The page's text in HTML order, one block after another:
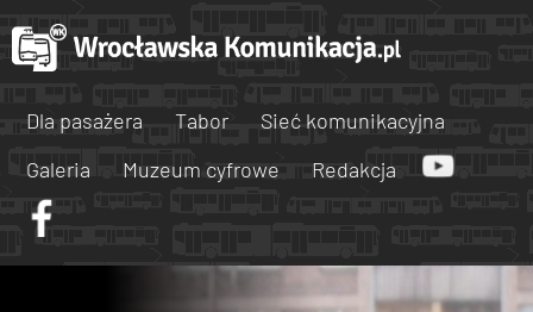
Dla pasażera Tabor
Sieć komunikacyjna
Galeria
Muzeum cyfrowe Redakcja